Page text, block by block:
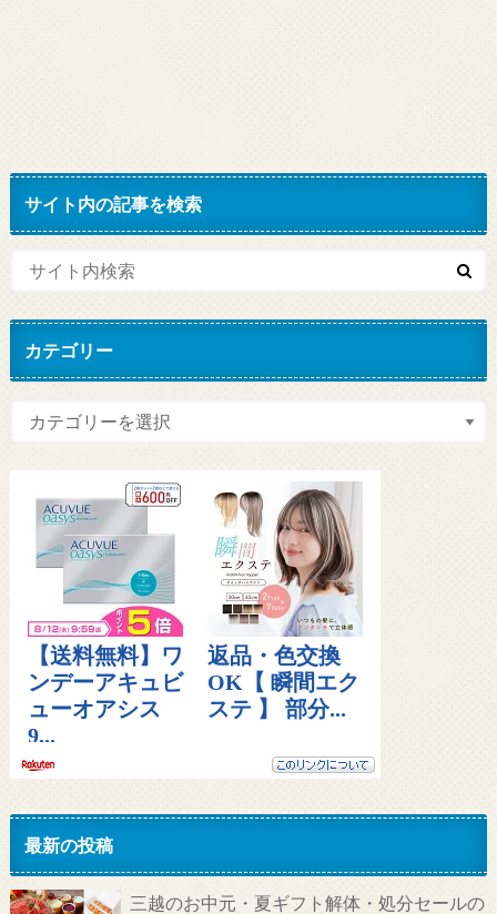
サイト内の記事を検索
カテゴリー
最新の投稿
三越のお中元・夏ギフト解体・処分セールの